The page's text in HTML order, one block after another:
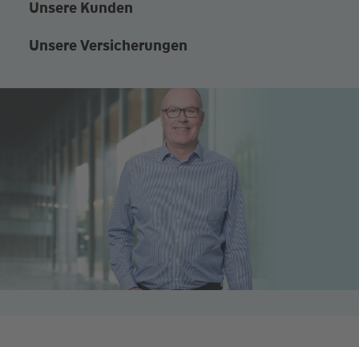
Unsere Kunden
Unsere Versicherungen